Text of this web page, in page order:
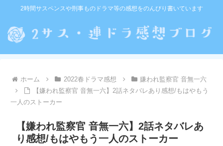
2時間サスペンスや刑事ものドラマ等の感想をのんびり書いています
ホーム 2022春ドラマ感想
嫌われ監察官 音無一六
【嫌われ監察官 音無一六】2話ネタバレあり感想/もはやもう
一人のストーカー
【嫌われ監察官 音無一六】2話ネタバレあ
り感想/もはやもう一人のストーカー